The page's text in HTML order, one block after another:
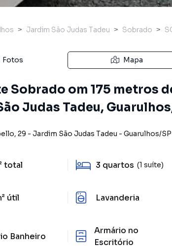
Jardim São Judas Tadeu Sobrado
Fotos Mapa
Sobrado om 175 metros
Judas Tadeu,
, 29 - Jardim São Judas Tadeu - Guarulhos/SP
total 3 quartos (1 suíte)
útil Lavanderia
Banheiro
Armário no
Escritório